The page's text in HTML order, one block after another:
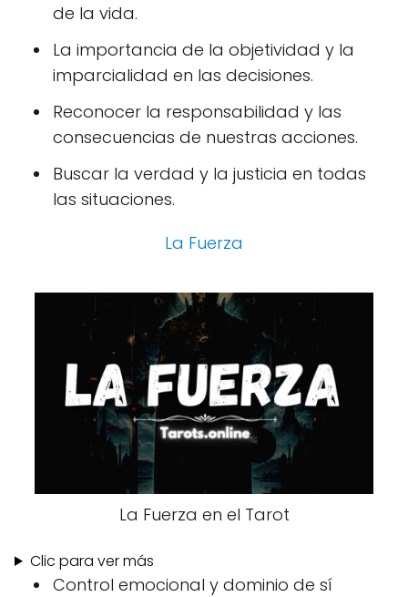
de la vida.
La importancia de la objetividad y la
imparcialidad en las decisiones.
Reconocer la responsabilidad y las
consecuencias de nuestras acciones.
Buscar la verdad y la justicia en todas
las situaciones.
La Fuerza
La Fuerza en el Tarot
Clic para ver más
Control emocional y dominio de sí